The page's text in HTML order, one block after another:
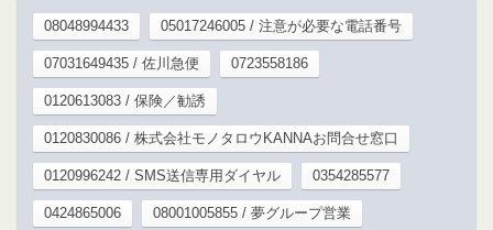
08048994433 05017246005 / 注意が必要な電話番号
07031649435 / 佐川急便 0723558186
0120613083 / 保険／勧誘
0120830086 / 株式会社モノタロウKANNAお問合せ窓口
0120996242 / SMS送信専用ダイヤル 0354285577
0424865006 08001005855 / 夢グループ営業